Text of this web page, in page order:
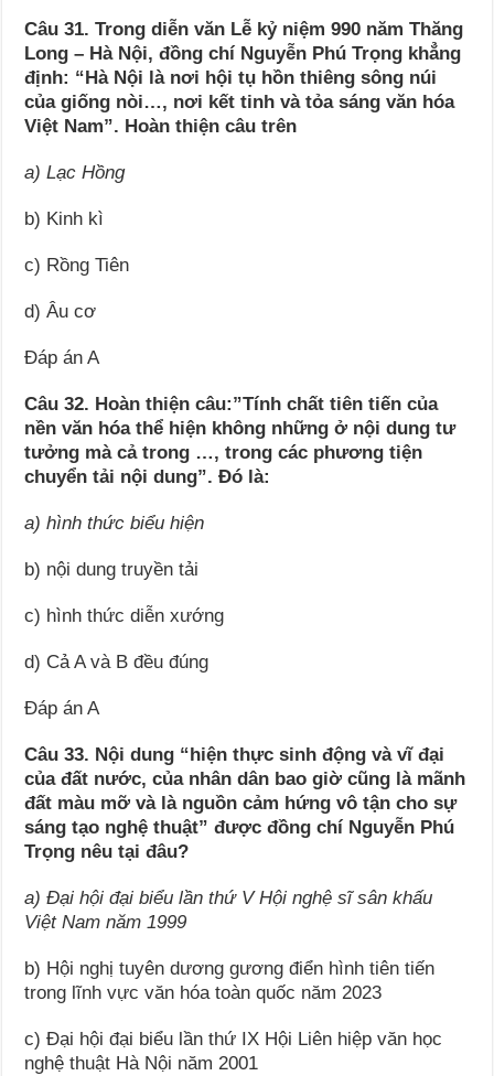
Câu 31. Trong diễn văn Lễ kỷ niệm 990 năm Thăng
Long – Hà Nội, đồng chí Nguyễn Phú Trọng khẳng
định: “Hà Nội là nơi hội tụ hồn thiêng sông núi
của giống nòi…, nơi kết tinh và tỏa sáng văn hóa
Việt Nam”. Hoàn thiện câu trên
a) Lạc Hồng
b) Kinh kì
c) Rồng Tiên
d) Âu cơ
Đáp án A
Câu 32. Hoàn thiện câu:”Tính chất tiên tiến của
nền văn hóa thể hiện không những ở nội dung tư
tưởng mà cả trong …, trong các phương tiện
chuyển tải nội dung”. Đó là:
a) hình thức biểu hiện
b) nội dung truyền tải
c) hình thức diễn xướng
d) Cả A và B đều đúng
Đáp án A
Câu 33. Nội dung “hiện thực sinh động và vĩ đại
của đất nước, của nhân dân bao giờ cũng là mãnh
đất màu mỡ và là nguồn cảm hứng vô tận cho sự
sáng tạo nghệ thuật” được đồng chí Nguyễn Phú
Trọng nêu tại đâu?
a) Đại hội đại biểu lần thứ V Hội nghệ sĩ sân khấu
Việt Nam năm 1999
b) Hội nghị tuyên dương gương điển hình tiên tiến
trong lĩnh vực văn hóa toàn quốc năm 2023
c) Đại hội đại biểu lần thứ IX Hội Liên hiệp văn học
nghệ thuật Hà Nội năm 2001